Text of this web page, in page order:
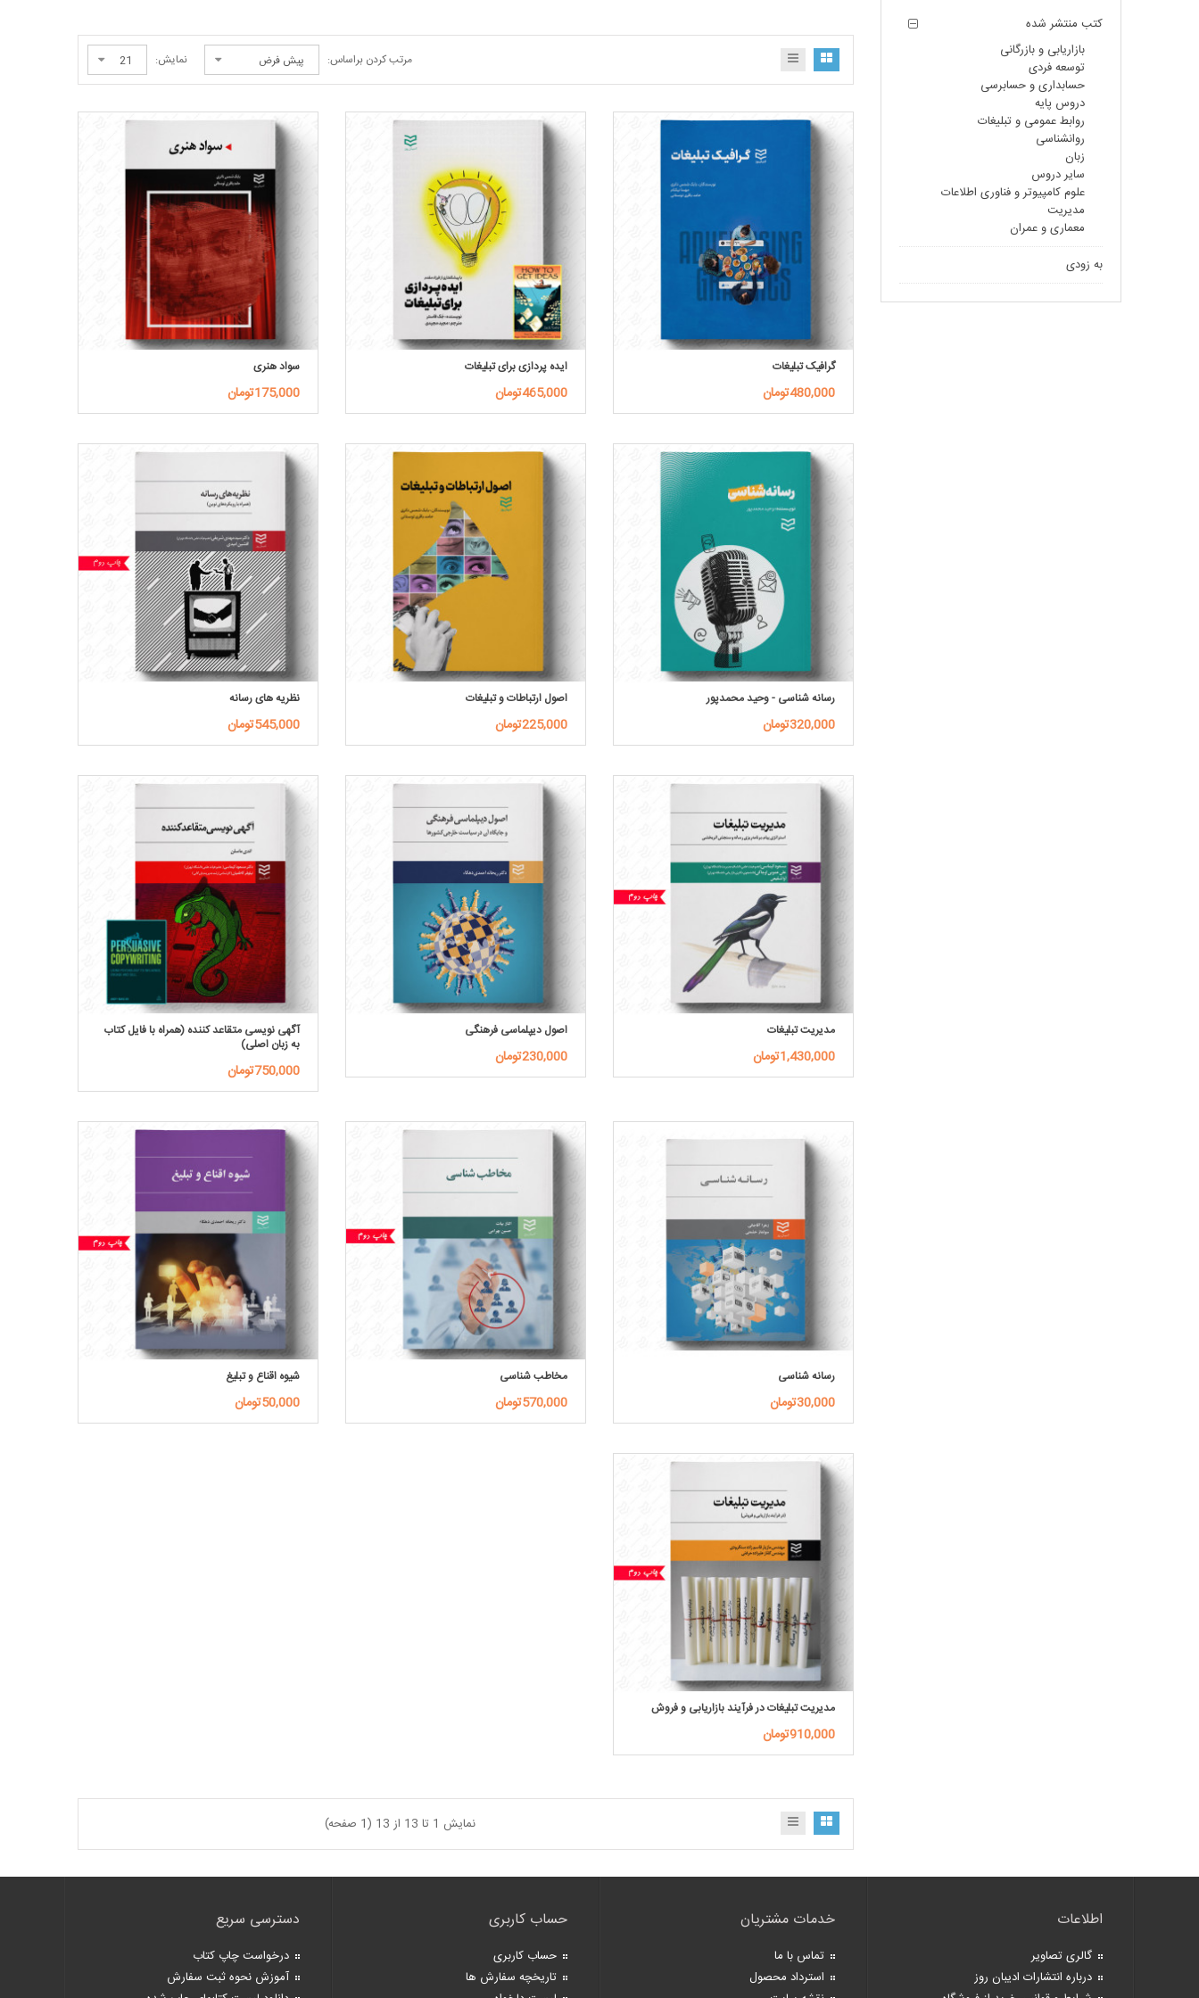
کتب منتشر شده
بازاریابی و بازرگانی
توسعه فردی
حسابداری و حسابرسی
دروس پایه
روابط عمومی و تبلیغات
روانشناسی
زبان
سایر دروس
علوم کامپیوتر و فناوری اطلاعات
مدیریت
معماری و عمران
به زودی
مرتب کردن براساس: نمایش:
گرافیک تبلیغات
480,000تومان
ایده پردازی برای تبلیغات
465,000تومان
سواد هنری
175,000تومان
رسانه شناسی - وحید محمدپور
320,000تومان
اصول ارتباطات و تبلیغات
225,000تومان
نظریه های رسانه
545,000تومان
مدیریت تبلیغات
1,430,000تومان
اصول دیپلماسی فرهنگی
230,000تومان
آگهی نویسی متقاعد کننده (همراه با فایل کتاب
به زبان اصلی)
750,000تومان
رسانه شناسی
30,000تومان
مخاطب شناسی
570,000تومان
شیوه اقناع و تبلیغ
50,000تومان
مدیریت تبلیغات در فرآیند بازاریابی و فروش
910,000تومان
نمایش 1 تا 13 از 13 (1 صفحه)
اطلاعات
گالری تصاویر
درباره انتشارات ادیبان روز
خدمات مشتریان
تماس با ما
استرداد محصول
حساب کاربری
حساب کاربری
تاریخچه سفارش ها
دسترسی سریع
درخواست چاپ کتاب
آموزش نحوه ثبت سفارش